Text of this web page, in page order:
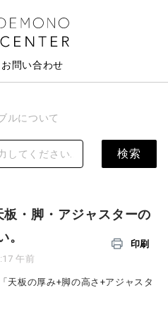
お問い合わせ
ルについて
・脚・アジャスターの
。
印刷
午前
天板の厚み+脚の高さ+アジャスタ